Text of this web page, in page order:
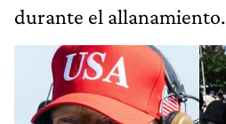
durante el allanamiento.